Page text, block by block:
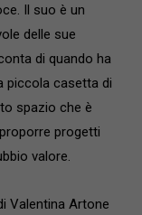
Il suo è un
delle sue
di quando ha
piccola casetta di
spazio che è
progetti
valore.
Valentina Artone